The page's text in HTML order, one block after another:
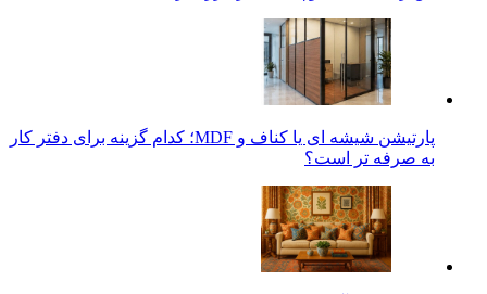
پارتیشن شیشه ای یا کناف و MDF؛ کدام گزینه برای دفتر کار
به صرفه تر است؟